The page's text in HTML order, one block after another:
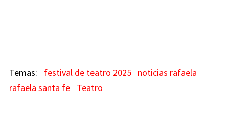
festival de teatro 2025 noticias rafaela
rafaela santa fe
Teatro